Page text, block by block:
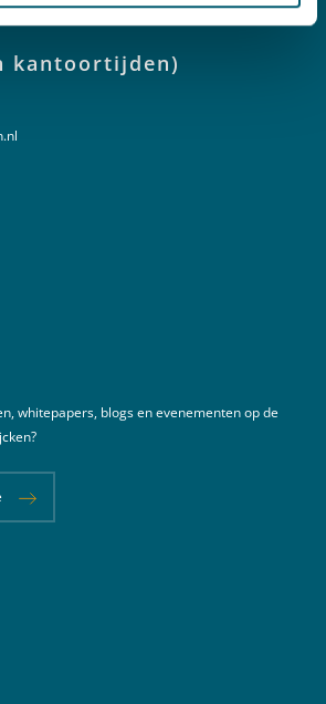
kantoortijden)
whitepapers, blogs en evenementen op de